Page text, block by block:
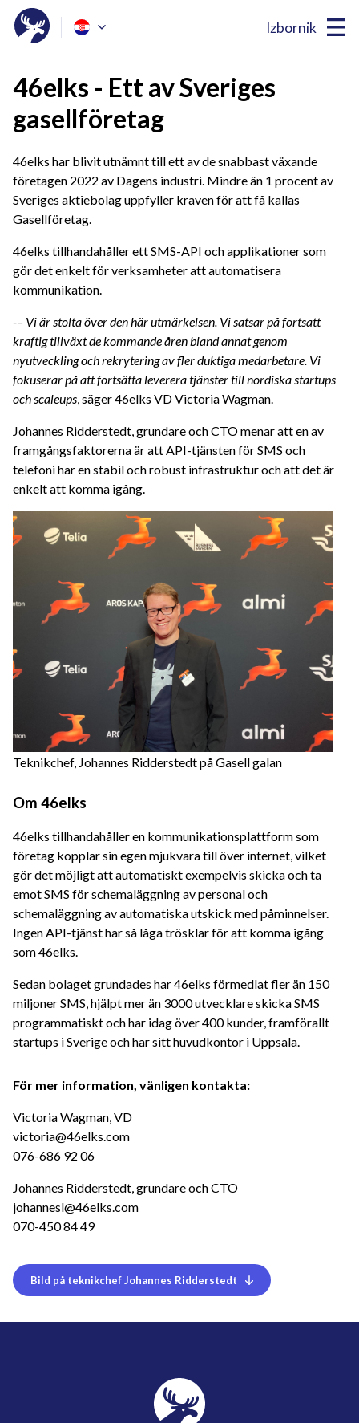
Izbornik
46elks - Ett av Sveriges
gasellföretag
46elks har blivit utnämnt till ett av de snabbast växande
företagen 2022 av Dagens industri. Mindre än 1 procent av
Sveriges aktiebolag uppfyller kraven för att få kallas
Gasellföretag.
46elks tillhandahåller ett SMS-API och applikationer som
gör det enkelt för verksamheter att automatisera
kommunikation.
-– Vi är stolta över den här utmärkelsen. Vi satsar på fortsatt
kraftig tillväxt de kommande åren bland annat genom
nyutveckling och rekrytering av fler duktiga medarbetare. Vi
fokuserar på att fortsätta leverera tjänster till nordiska startups
och scaleups, säger 46elks VD Victoria Wagman.
Johannes Ridderstedt, grundare och CTO menar att en av
framgångsfaktorerna är att API-tjänsten för SMS och
telefoni har en stabil och robust infrastruktur och att det är
enkelt att komma igång.
Teknikchef, Johannes Ridderstedt på Gasell galan
Om 46elks
46elks tillhandahåller en kommunikationsplattform som
företag kopplar sin egen mjukvara till över internet, vilket
gör det möjligt att automatiskt exempelvis skicka och ta
emot SMS för schemaläggning av personal och
schemaläggning av automatiska utskick med påminnelser.
Ingen API-tjänst har så låga trösklar för att komma igång
som 46elks.
Sedan bolaget grundades har 46elks förmedlat fler än 150
miljoner SMS, hjälpt mer än 3000 utvecklare skicka SMS
programmatiskt och har idag över 400 kunder, framförallt
startups i Sverige och har sitt huvudkontor i Uppsala.
För mer information, vänligen kontakta:
Victoria Wagman, VD
victoria@46elks.com
076-686 92 06
Johannes Ridderstedt, grundare och CTO
johannesl@46elks.com
070-450 84 49
Bild på teknikchef Johannes Ridderstedt